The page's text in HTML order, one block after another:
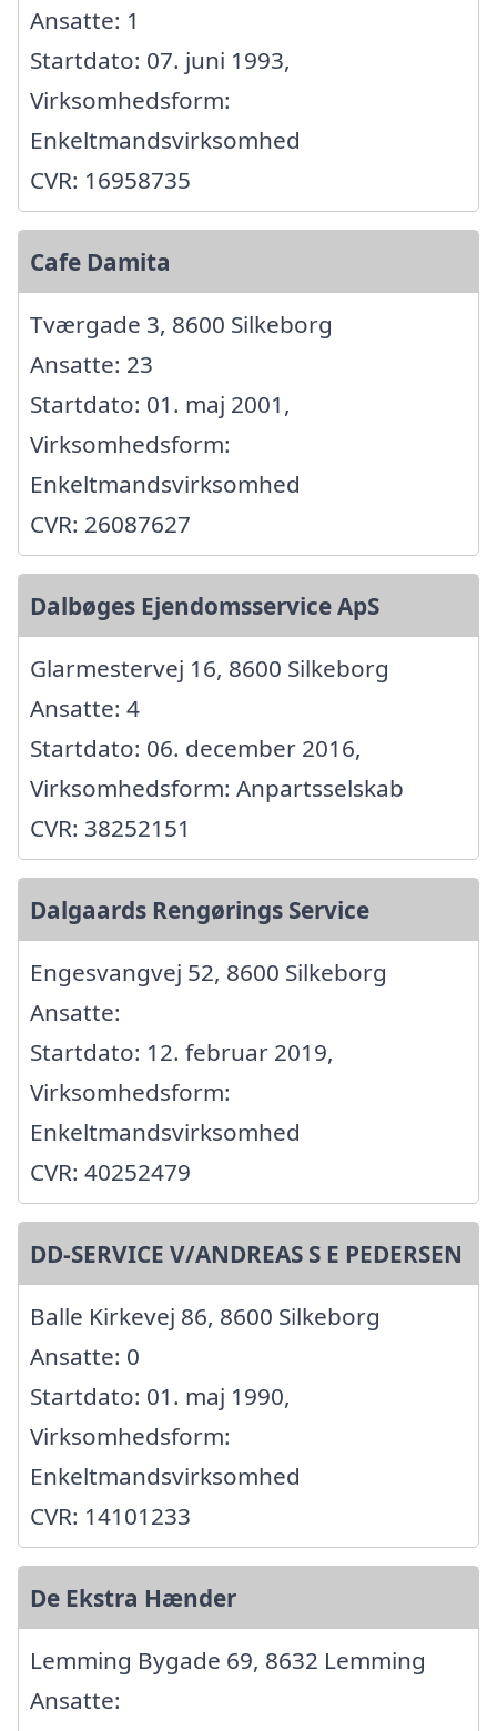
Ansatte: 1
Startdato: 07. juni 1993,
Virksomhedsform:
Enkeltmandsvirksomhed
CVR: 16958735
Cafe Damita
Tværgade 3, 8600 Silkeborg
Ansatte: 23
Startdato: 01. maj 2001,
Virksomhedsform:
Enkeltmandsvirksomhed
CVR: 26087627
Dalbøges Ejendomsservice ApS
Glarmestervej 16, 8600 Silkeborg
Ansatte: 4
Startdato: 06. december 2016,
Virksomhedsform: Anpartsselskab
CVR: 38252151
Dalgaards Rengørings Service
Engesvangvej 52, 8600 Silkeborg
Ansatte:
Startdato: 12. februar 2019,
Virksomhedsform:
Enkeltmandsvirksomhed
CVR: 40252479
DD-SERVICE V/ANDREAS S E PEDERSEN
Balle Kirkevej 86, 8600 Silkeborg
Ansatte: 0
Startdato: 01. maj 1990,
Virksomhedsform:
Enkeltmandsvirksomhed
CVR: 14101233
De Ekstra Hænder
Lemming Bygade 69, 8632 Lemming
Ansatte: